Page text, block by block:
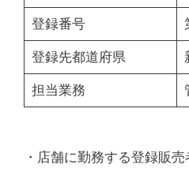
登録番号
登録先都道府県
担当業務
・店舗に勤務する登録販